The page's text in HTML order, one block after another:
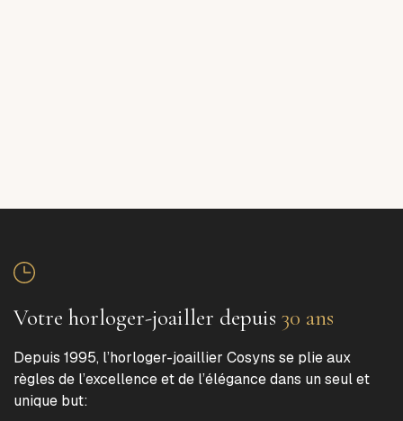
Votre horloger-joailler depuis 30 ans
Depuis 1995, l’horloger-joaillier Cosyns se plie aux
règles de l’excellence et de l’élégance dans un seul et
unique but: